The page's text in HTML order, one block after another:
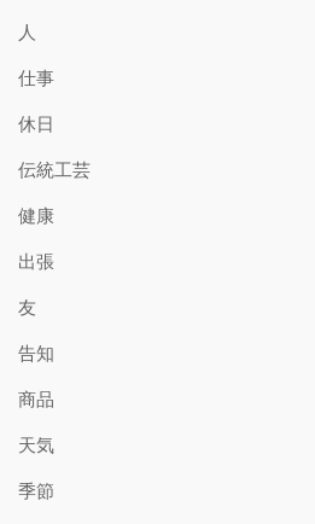
人
仕事
休日
伝統工芸
健康
出張
友
告知
商品
天気
季節